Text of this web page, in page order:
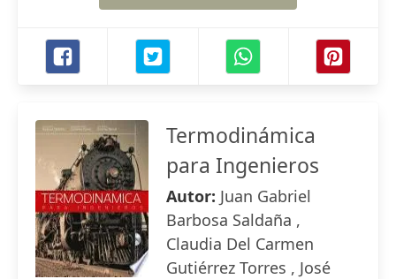
Termodinámica
para Ingenieros
Autor: Juan Gabriel
Barbosa Saldaña ,
Claudia Del Carmen
Gutiérrez Torres , José